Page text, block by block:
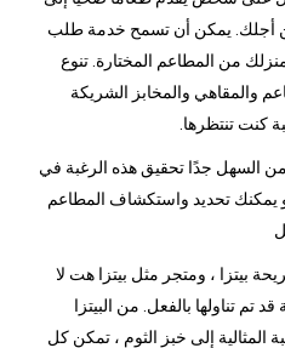
أجلك. يمكن أن تسمح خدمة طلب
من المطاعم المختارة. تنوع
والمقاهي والمخابز الشريكة
كنت تنتظرها.
السهل جدًا تحقيق هذه الرغبة في
يمكنك تحديد واستكشاف المطاعم
بيتزا ، ومتجر مثل بيتزا هت لا
تم تناولها بالفعل. من البيتزا
المثالية إلى خبز الثوم ، تمكن كل